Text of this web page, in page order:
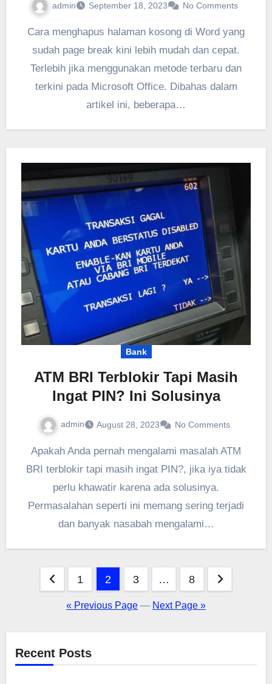
admin September 18, 2023 No Comments
Cara menghapus halaman kosong di Word yang
sudah page break kini lebih mudah dan cepat.
Terlebih jika menggunakan metode terbaru dan
terkini pada Microsoft Office. Dibahas dalam
artikel ini, beberapa…
Bank
ATM BRI Terblokir Tapi Masih
Ingat PIN? Ini Solusinya
admin August 28, 2023 No Comments
Apakah Anda pernah mengalami masalah ATM
BRI terblokir tapi masih ingat PIN?, jika iya tidak
perlu khawatir karena ada solusinya.
Permasalahan seperti ini memang sering terjadi
dan banyak nasabah mengalami…
Posts
pagination
1 2 3 … 8
« Previous Page — Next Page »
Recent Posts